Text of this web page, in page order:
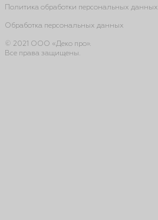
Политика обработки персональных данных
Обработка персональных данных
© 2021 ООО «Деко про».
Все права защищены.